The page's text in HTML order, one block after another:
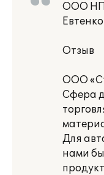
ООО
Отзыв
ООО
Сфера
Для
нами